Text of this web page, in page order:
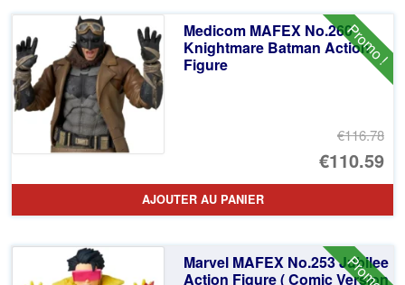
Promo !
Medicom MAFEX No.260
Knightmare Batman Action
Figure
€116.78
Le
€110.59
Le
AJOUTER AU PANIER
Marvel MAFEX No.253 Jubilee
Action Figure ( Comic Version